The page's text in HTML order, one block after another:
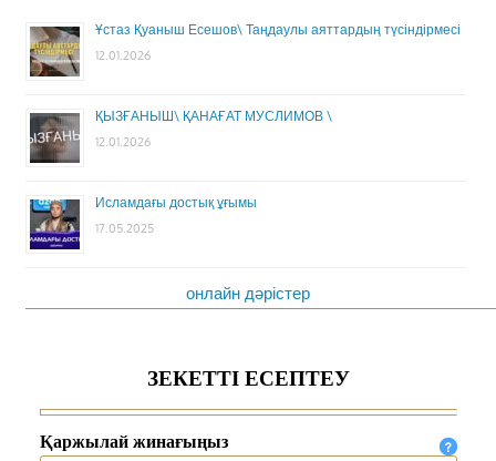
Ұстаз Қуаныш Есешов\ Таңдаулы аяттардың түсіндірмесі
12.01.2026
ҚЫЗҒАНЫШ\ ҚАНАҒАТ МУСЛИМОВ \
12.01.2026
Исламдағы достық ұғымы
17.05.2025
онлайн дәрістер